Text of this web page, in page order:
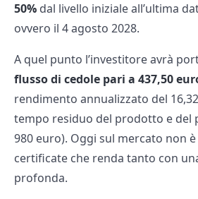
50% dal livello iniziale all’ultima
ovvero il 4 agosto 2028.
A quel punto l’investitore avrà
flusso di cedole pari a 437,50
rendimento annualizzato del
tempo residuo del prodotto e del
980 euro). Oggi sul mercato non
certificate che renda tanto con
profonda.